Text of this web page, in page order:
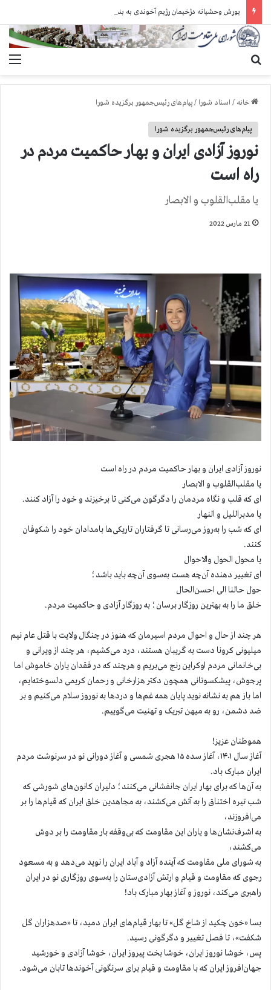
خانه / اسناد شورا /پیام‌های رئیس‌جمهور برگزیده شورا
پیام‌های رئیس‌جمهور برگزیده شورا
نوروز آزادی ایران و بهار حاکمیت مردم در
راه است
یا مقلب‌القلوب و الابصار
21 مارس 2022
نوروز آزادی ایران و بهار حاکمیت مردم در راه است
یا مقلب‌القلوب و الابصار
ای که قلب‌ و نگاه مردمان را دگرگون می‌کنی تا برخیزند و خود را آزاد کنند.
یا مدبراللیل و النهار
ای که شب را به‌روز می‌رسانی تا گرفتاران تاریکی‌ها بامدادان خود را شکوفان
کنند.
یا محول الحول والاحوال
ای تغییر دهنده آن‌چه هست به‌سوی ‌آن‌چه باید باشد؛
حول حالنا الی احسن‌الحال
خلق ما را به ‌بهترین روزگار برسان؛‌ به روزگار آزادی و حاکمیت مردم.
هر چند از حال و احوال مردم اسیرمان که هنوز در چنگال ولایت با قتل عام نیم
میلیونی کرونا دست به گریبان هستند، درد می‌کشیم، هر چند از ویرانی و
بی‌خانمانی مردم اوکراین رنج می‌بریم و هرچند که در فقدان یاران خاموش اما
پرجوش، پیشکسوتانی همچون دکتر هزارخانی و رحمان کریمی دلسوخته‌ایم،
اما باز هم به‌ نشانه نوید پایان همه غم‌ها و دردها به نوروز سلام می‌کنیم و بر
ضد دشمن، رو به میهن تبریک و تهنیت می‌گوییم.
هموطنان عزیز!
آغاز سال ۱۴۰۱، آغاز سده ۱۵ هجری شمسی و آغاز دورانی نو در سرنوشت مردم
ایران مبارک باد.
به‌ آن‌ها که برای بهار ایران جانفشانی می‌کنند؛ دلیران کانون‌های شورشی که
شب تیره اختناق را به ‌آتش می‌کشند، به‌ مجاهدین خلق ایران که قیام‌ها را بر
می‌افروزند،
به اشرف‌نشان‌ها و یاران این مقاومت که بی‌وقفه بار مقاومت را بر دوش
می‌کشند،
به‌ شورای ملی مقاومت که آینده آزاد و آباد ایران را نوید می‌دهد و به مسعود
رجوی که مقاومت و قیام و ارتش آزادی‌ستان را به‌سوی روزگاری نو در ایران
راهبری می‌کند، نوروز و آغاز بهار مبارک باد!
بسا «خون چکید از شاخ گل» تا بهار قیام‌های ایران دمید، تا «صدهزاران گل
شکفت»، تا فصل تغییر و دگرگونی رسید.
پس، خوشا نوروز ایران، خوشا بخت پیروز ایران، خوشا آزادی و خورشید
جهان‌افروز ایران که با مقاومت و قیام برای سرنگونی آخوندها تابان می‌‌شود.